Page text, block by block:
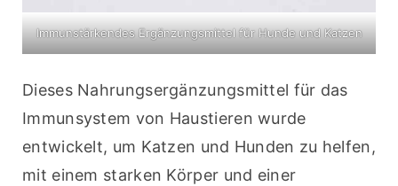
Immunstärkendes Ergänzungsmittel für Hunde und Katzen
Dieses Nahrungsergänzungsmittel für das
Immunsystem von Haustieren wurde
entwickelt, um Katzen und Hunden zu helfen,
mit einem starken Körper und einer